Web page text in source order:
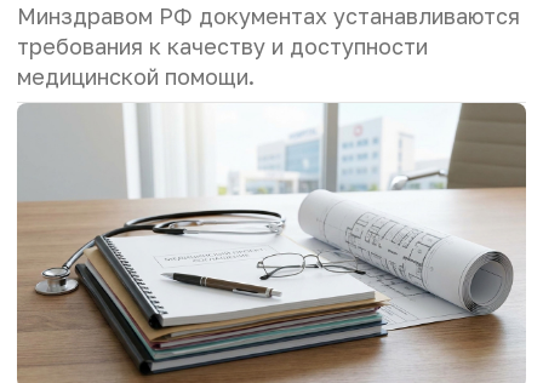
Минздравом РФ документах устанавливаются
требования к качеству и доступности
медицинской помощи.